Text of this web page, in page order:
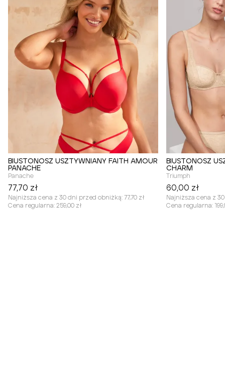
BIUSTONOSZ USZTYWNIANY FAITH AMOUR
PANACHE
Panache
77,70 zł
Najniższa cena z 30 dni przed obniżką: 77,70 zł
Cena regularna: 259,00 zł
BIUSTONOSZ
CHARM
Triumph
60,00 zł
Najniższa cena z
Cena regularna: